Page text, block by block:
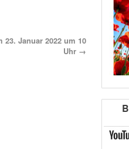
23. Januar 2022 um 10
Uhr →